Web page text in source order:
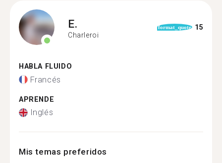
E.
Charleroi
format_quote 15
HABLA FLUIDO
Francés
APRENDE
Inglés
Mis temas preferidos